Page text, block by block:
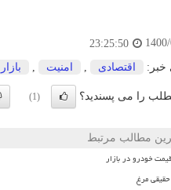
23:25:50
خبر: اقتصادی امنیت بازار
را می پسندید؟ (1)
مطالب مرتبط
خودرو در بازار
مرغ